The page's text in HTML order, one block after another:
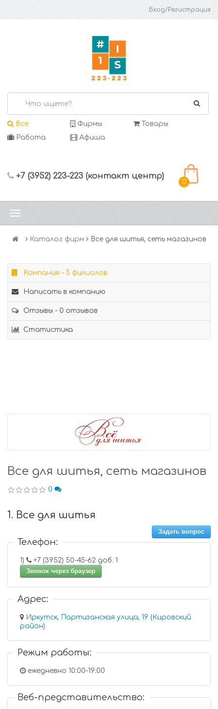
Вход/Регистрация
Все Фирмы
Товары
Работа
Афиша
+7 (3952) 223-223 (контакт центр)
0
Каталог фирм Все для шитья, сеть магазинов
Компания - 5 филиалов
Написать в компанию
Отзывы - 0 отзывов
Статистика
Все для шитья, сеть магазинов
0
1. Все для шитья
Задать вопрос
Телефон:
1)
+7 (3952) 50-45-62 доб. 1
Звонок через браузер
Адрес:
Иркутск, Партизанская улица, 19 (Кировский
район)
Режим работы:
ежедневно 10:00-19:00
Веб-представительство: